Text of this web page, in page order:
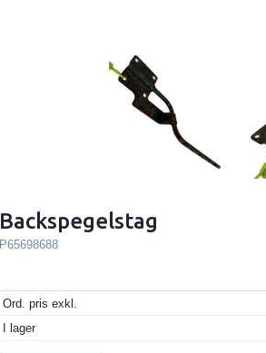
Backspegelstag
P65698688
Ord. pris exkl.
I lager